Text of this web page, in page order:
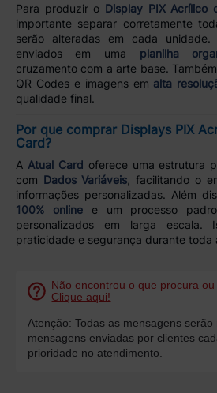
Para produzir o Display PIX Acrílico
importante separar corretamente
serão alteradas em cada
enviados em uma planilha
cruzamento com a arte base.
QR Codes e imagens em alta
qualidade final.
Por que comprar Displays PIX
Card?
A Atual Card oferece uma estrutura
com
Dados Variáveis, facilitando o
informações personalizadas. Além
100% onlinee um processo
personalizados em larga escala.
praticidade e segurança durante toda
Não encontrou o que procura
Clique aqui!
Atenção: Todas as mensagens
mensagens enviadas por clientes
prioridade no atendimento.